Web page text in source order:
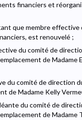
financiers et
que membre
est renouvelé ;
du comité de
de Madame
du comité de direction
de Madame Kelly
du comité de
de Madame